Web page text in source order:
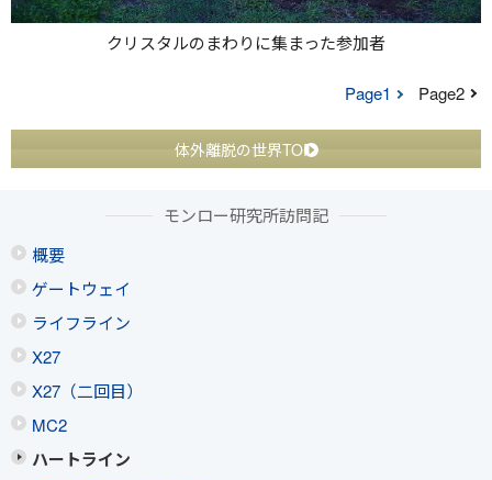
クリスタルのまわりに集まった参加者
Page1 Page2
体外離脱の世界TOP
モンロー研究所訪問記
概要
ゲートウェイ
ライフライン
X27
X27（二回目）
MC2
ハートライン